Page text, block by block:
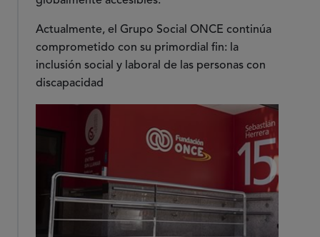
Actualmente, el Grupo Social ONCE continúa
comprometido con su primordial fin: la
inclusión social y laboral de las personas con
discapacidad